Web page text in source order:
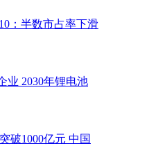
：半数市占率下滑
业 2030年锂电池
破1000亿元 中国